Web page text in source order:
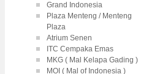
Grand Indonesia
Plaza Menteng / Menteng
Plaza
Atrium Senen
ITC Cempaka Emas
MKG ( Mal Kelapa Gading )
MOI ( Mal of Indonesia )